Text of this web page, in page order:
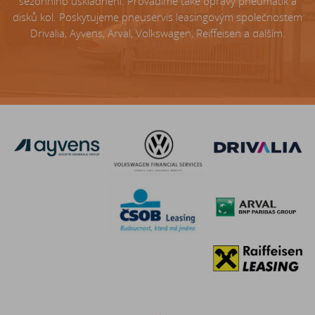
disků kol. Poskytujeme pneuservis leasingovým společnostem
Drivalia, Ayvens, Arval, Volkswagen, Reiffeisen a dalším.